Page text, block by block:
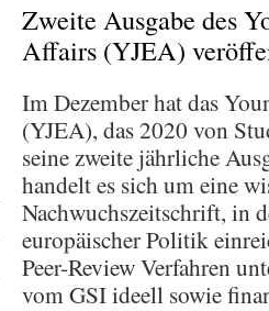
Zweite Ausgabe des
Affairs (YJEA)
Im Dezember hat das
(YJEA), das 2020 von
seine zweite jährliche
handelt es sich um eine
Nachwuchszeitschrift, in
europäischer Politik
Peer-Review Verfahren
vom GSI ideell sowie